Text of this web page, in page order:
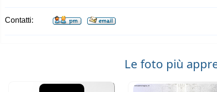
Contatti:
Le foto più